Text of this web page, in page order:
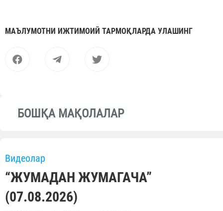
МАЪЛУМОТНИ ИЖТИМОИЙ ТАРМОҚЛАРДА УЛАШИНГ
БОШҚА МАҚОЛАЛАР
Видеолар
“ЖУМАДАН ЖУМАГАЧА”
(07.08.2026)